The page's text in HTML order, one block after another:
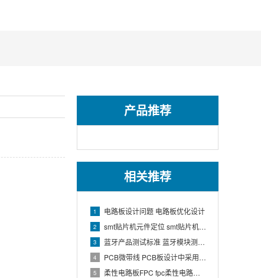
产品推荐
相关推荐
1 电路板设计问题 电路板优化设计
2 smt贴片机元件定位 smt贴片机结构
3 蓝牙产品测试标准 蓝牙模块测试方法
4 PCB微带线 PCB板设计中采用微带线和带状线,应用到什么原理
5 柔性电路板FPC fpc柔性电路板生产流程介绍